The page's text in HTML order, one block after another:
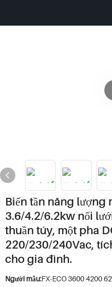
Biến tần năng lượng
3.6/4.2/6.2kw nối
thuần túy, một pha
220/230/240Vac,
cho gia đình.
Người mẫu:FX-ECO 3600 4200